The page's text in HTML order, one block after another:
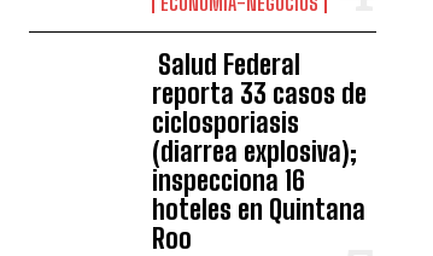
Salud Federal
reporta 33 casos de
ciclosporiasis
(diarrea explosiva);
inspecciona 16
hoteles en Quintana
Roo